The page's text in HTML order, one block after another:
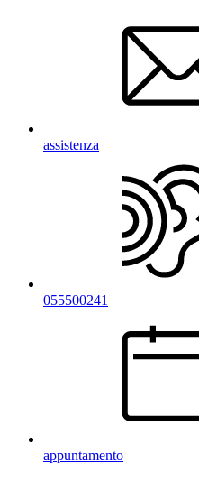
assistenza
055500241
appuntamento